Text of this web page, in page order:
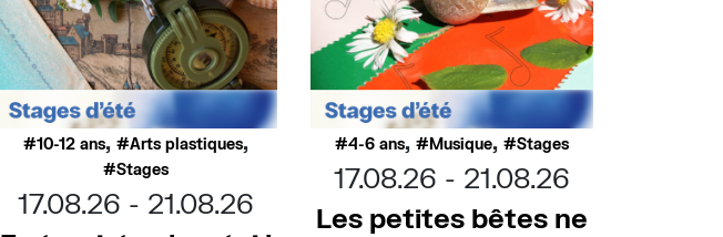
10-12 ans, Arts plastiques,
Stages
17.08.26
21.08.26
4-6 ans, Musique, Stages
17.08.26
21.08.26
Les petites bêtes ne